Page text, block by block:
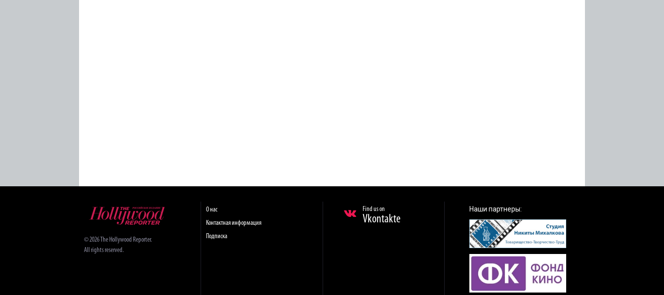
© 2026 The Hollywood Reporter.
All rights reserved.
О нас
Контактная информация
Подписка
Find us on
Vkontakte
Наши партнеры: